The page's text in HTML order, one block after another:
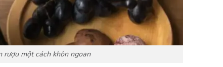
rượu một cách khôn ngoan